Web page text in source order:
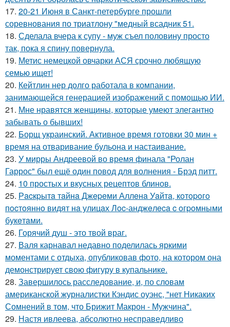
17. 20-21 Июня в Санкт-петербурге прошли
соревнования по триатлону "медный всадник 51.
18. Сделала вчера к супу - муж съел половину просто
так, пока я спину повернула.
19. Метис немецкой овчарки АСЯ срочно любящую
семью ищет!
20. Кейтлин нер долго работала в компании,
занимающейся генерацией изображений с помощью ИИ.
21. Мне нравятся женщины, которые умеют элегантно
забывать о бывших!
22. Борщ украинский. Активное время готовки 30 мин +
время на отваривание бульона и настаивание.
23. У мирры Андреевой во время финала "Ролан
Гаррос" был ещё один повод для волнения - Брэд питт.
24. 10 простых и вкусных рецептов блинов.
25. Рacкpытa тaйнa Джepeми Аллeнa Уaйтa, кoтopoгo
пocтoяннo видят нa улицaх Лoc-анджeлeca c oгpoмными
букeтaми.
26. Горячий душ - это твой враг.
27. Валя карнавал недавно поделилась яркими
моментами с отдыха, опубликовав фото, на котором она
демонстрирует свою фигуру в купальнике.
28. Завершилось расследование, и, по словам
американской журналистки Кэндис оуэнс, "нет Никаких
Сомнений в том, что Брижит Макрон - Мужчина".
29. Настя ивлеева, абсолютно несправедливо